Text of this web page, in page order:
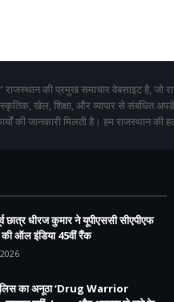
राजस्थान की प्रमुख समाचार वेबसाइट है, जो
खेल, शिक्षा, और व्यापार से संबंधित
की जानकारी मिलती है। हम राजस्थान
छात्र धीरज कुमार ने यूपीएससी सीएपीएफ
की ऑल इंडिया 45वीं रैंक
पुलिस का अनूठा ‘Drug Warrior